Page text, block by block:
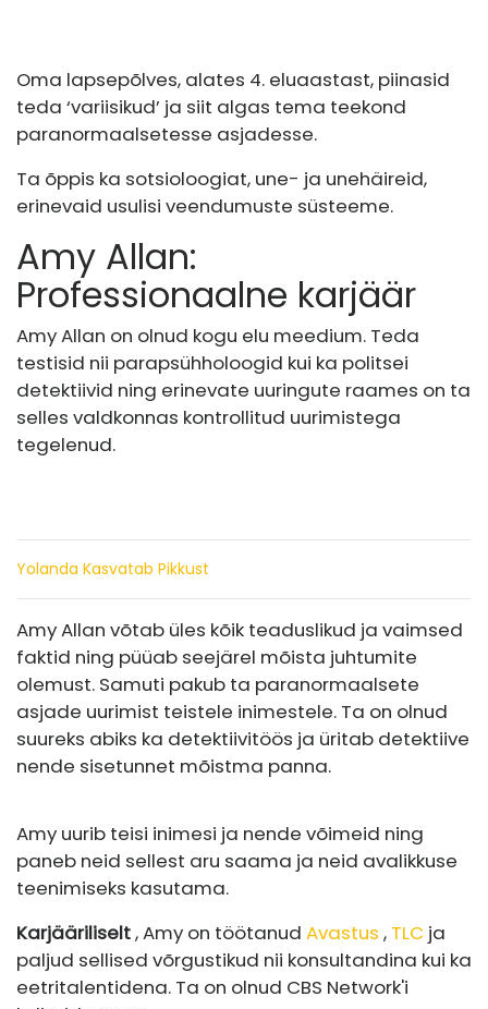
Oma lapsepõlves, alates 4. eluaastast, piinasid
teda ‘variisikud’ ja siit algas tema teekond
paranormaalsetesse asjadesse.
Ta õppis ka sotsioloogiat, une- ja unehäireid,
erinevaid usulisi veendumuste süsteeme.
Amy Allan:
Professionaalne karjäär
Amy Allan on olnud kogu elu meedium. Teda
testisid nii parapsühholoogid kui ka politsei
detektiivid ning erinevate uuringute raames on ta
selles valdkonnas kontrollitud uurimistega
tegelenud.
Yolanda Kasvatab Pikkust
Amy Allan võtab üles kõik teaduslikud ja vaimsed
faktid ning püüab seejärel mõista juhtumite
olemust. Samuti pakub ta paranormaalsete
asjade uurimist teistele inimestele. Ta on olnud
suureks abiks ka detektiivitöös ja üritab detektiive
nende sisetunnet mõistma panna.
Amy uurib teisi inimesi ja nende võimeid ning
paneb neid sellest aru saama ja neid avalikkuse
teenimiseks kasutama.
Karjääriliselt, Amy on töötanud Avastus , TLC ja
paljud sellised võrgustikud nii konsultandina kui ka
eetritalentidena. Ta on olnud CBS Network'i